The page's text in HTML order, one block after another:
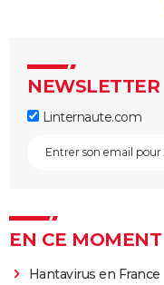
NEWSLETTER
Linternaute.com
EN CE MOMENT
Hantavirus en France